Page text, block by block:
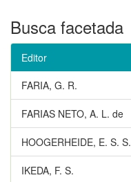
Busca facetada
Editor
FARIA, G. R.
FARIAS NETO, A. L. de
HOOGERHEIDE, E. S. S.
IKEDA, F. S.